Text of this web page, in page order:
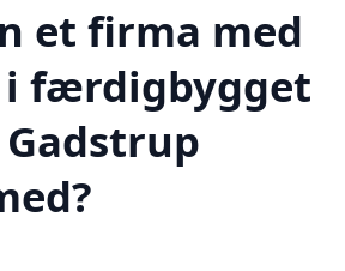
et firma med
i færdigbygget